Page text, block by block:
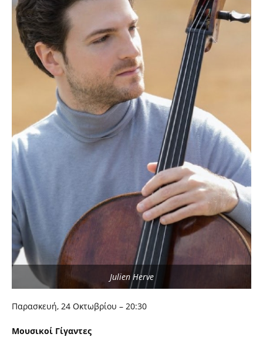
Julien Herve
Παρασκευή, 24 Οκτωβρίου – 20:30
Μουσικοί Γίγαντες